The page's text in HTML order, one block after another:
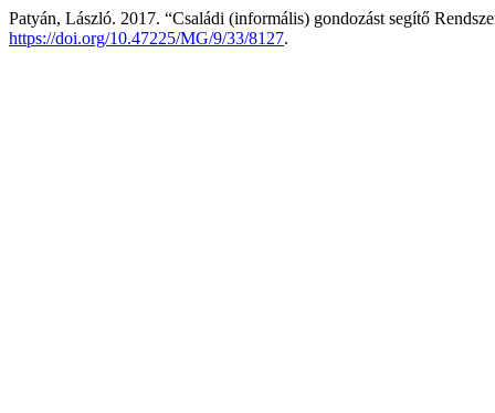
Patyán, László. 2017. “Családi (informális) gondozást segítő
https://doi.org/10.47225/MG/9/33/8127.